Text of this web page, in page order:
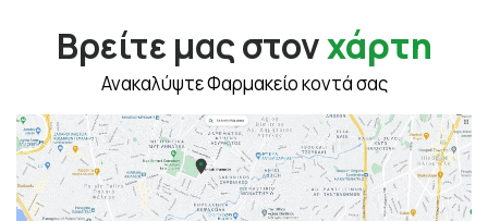
Βρείτε μας στονχάρτη
Ανακαλύψτε Φαρμακείο κοντά σας